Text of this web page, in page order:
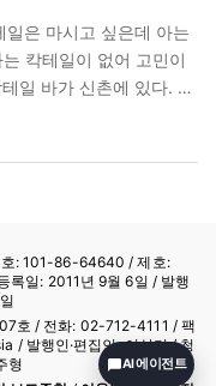
은 마시고 싶은데 아는
칵테일이 없어 고민이
일 바가 신촌에 있다. 신
즐겁게 해준다. 메뉴판을
호: 101-86-64640 / 제호:
록일: 2011년 9월 6일 / 발행
호 / 전화: 02-712-4111 / 팩
/ 발행인·편집인: 이상기 / 청
형
AI 에이전트